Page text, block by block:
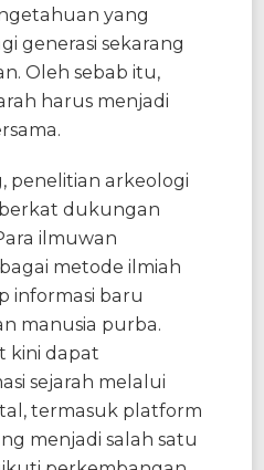
yang
generasi sekarang
Oleh sebab itu,
harus menjadi
penelitian arkeologi
dukungan
ilmuwan
metode ilmiah
informasi baru
manusia purba.
kini dapat
sejarah melalui
termasuk platform
menjadi salah satu